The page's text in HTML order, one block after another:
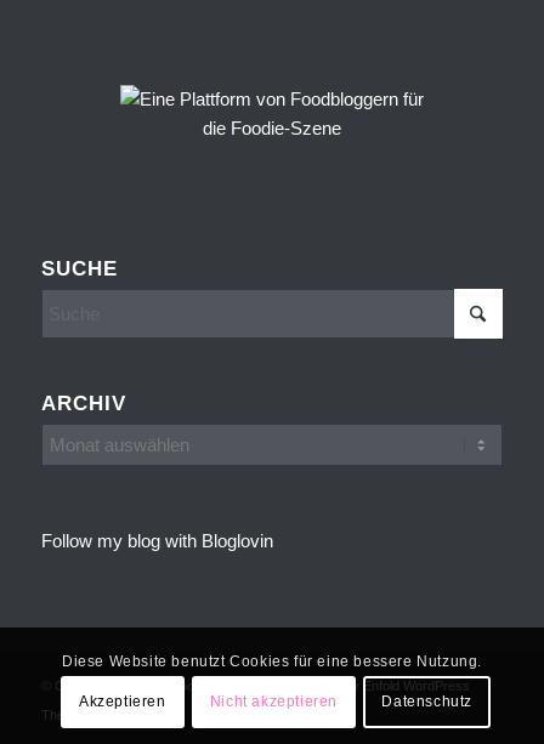
SUCHE
ARCHIV
Follow my blog with Bloglovin
© Copyright - Cakes, Cookies and more -
powered by Enfold WordPress
Theme
Diese Website benutzt Cookies für eine bessere Nutzung.
Akzeptieren Nicht akzeptieren Datenschutz